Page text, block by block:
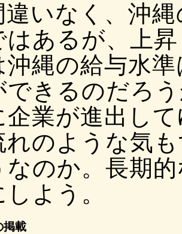
いなく、沖縄
はあるが、上
沖縄の給与水
できるのだろ
企業が進出し
れのような気
なのか。長期
しよう。
掲載